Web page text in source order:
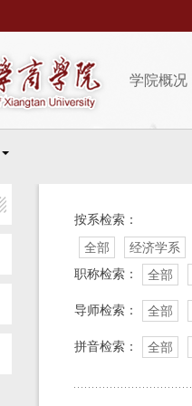
学院概况
按系检索：
全部 经济学系
职称检索：
全部
导师检索： 全部
拼音检索： 全部